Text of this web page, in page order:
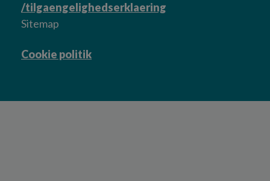
/tilgaengelighedserklaering
Sitemap
Cookie politik